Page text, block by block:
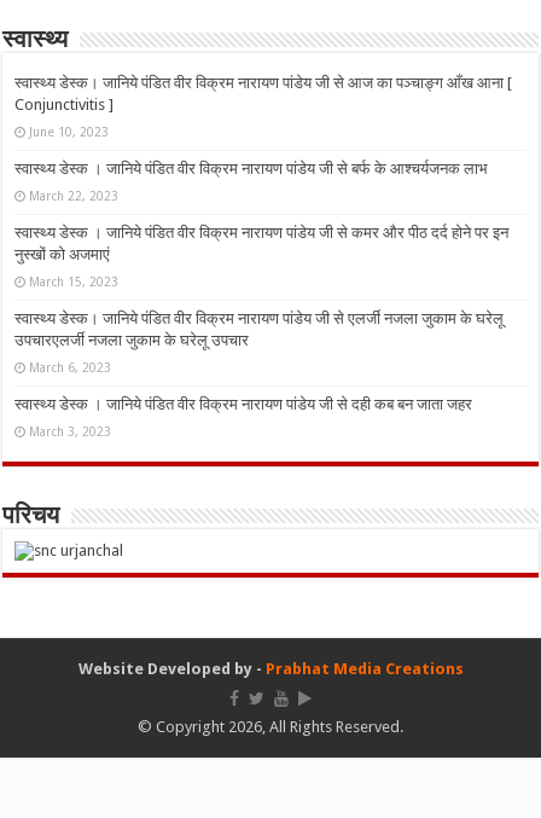
स्वास्थ्य
स्वास्थ्य डेस्क। जानिये पंडित वीर विक्रम नारायण पांडेय जी से आज का पञ्चाङ्ग आँख आना [
Conjunctivitis ]
June 10, 2023
स्वास्थ्य डेस्क । जानिये पंडित वीर विक्रम नारायण पांडेय जी से बर्फ के आश्चर्यजनक लाभ
March 22, 2023
स्वास्थ्य डेस्क । जानिये पंडित वीर विक्रम नारायण पांडेय जी से कमर और पीठ दर्द होने पर इन
नुस्‍खों को अजमाएं
March 15, 2023
स्वास्थ्य डेस्क। जानिये पंडित वीर विक्रम नारायण पांडेय जी से एलर्जी नजला जुकाम के घरेलू
उपचारएलर्जी नजला जुकाम के घरेलू उपचार
March 6, 2023
स्वास्थ्य डेस्क । जानिये पंडित वीर विक्रम नारायण पांडेय जी से दही कब बन जाता जहर
March 3, 2023
परिचय
Website Developed by - Prabhat Media Creations
© Copyright 2026, All Rights Reserved.